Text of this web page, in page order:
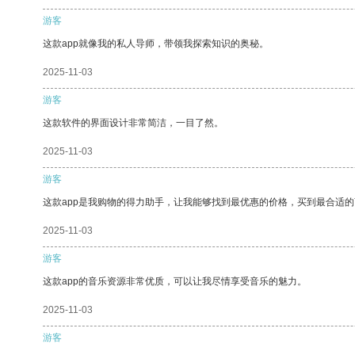
游客
这款app就像我的私人导师，带领我探索知识的奥秘。
2025-11-03
游客
这款软件的界面设计非常简洁，一目了然。
2025-11-03
游客
这款app是我购物的得力助手，让我能够找到最优惠的价格，买到最合适
2025-11-03
游客
这款app的音乐资源非常优质，可以让我尽情享受音乐的魅力。
2025-11-03
游客